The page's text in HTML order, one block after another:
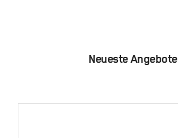
Neueste Angebote